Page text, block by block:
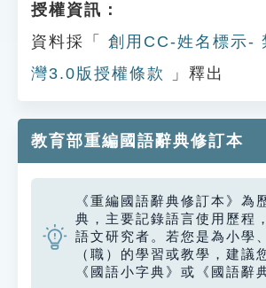
授權資訊：
資料採「
創用CC-姓名標示-
灣3.0版授權條款
」釋出
教育部重編國語辭典修訂本
《重編國語辭典修訂本》為
典，主要記錄語言使用歷程
語文研究者。若您是為小學
（職）的學習或教學，建議
《國語小字典》或《國語辭